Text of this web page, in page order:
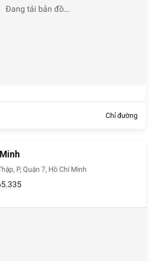
Đang tải bản đồ...
Chỉ đường
P, Quận 7, Hồ Chí Minh